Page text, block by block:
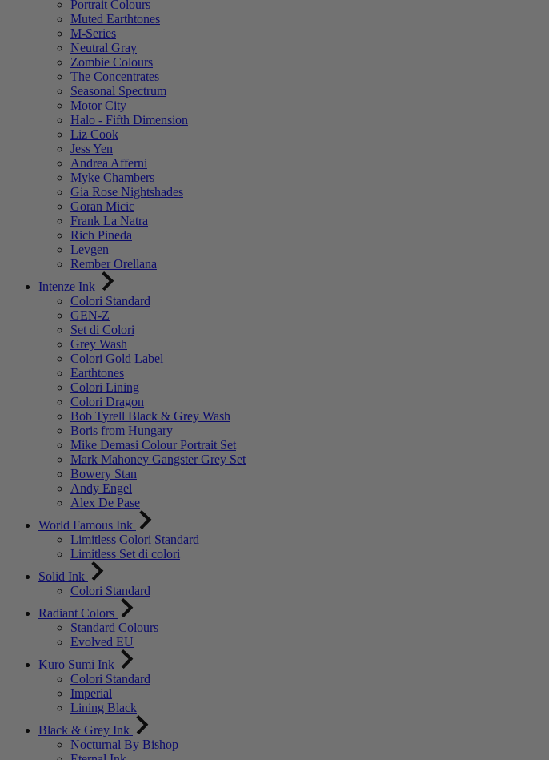
Portrait Colours
Muted Earthtones
M-Series
Neutral Gray
Zombie Colours
The Concentrates
Seasonal Spectrum
Motor City
Halo - Fifth Dimension
Liz Cook
Jess Yen
Andrea Afferni
Myke Chambers
Gia Rose Nightshades
Goran Micic
Frank La Natra
Rich Pineda
Levgen
Rember Orellana
Intenze Ink
Colori Standard
GEN-Z
Set di Colori
Grey Wash
Colori Gold Label
Earthtones
Colori Lining
Colori Dragon
Bob Tyrell Black & Grey Wash
Boris from Hungary
Mike Demasi Colour Portrait Set
Mark Mahoney Gangster Grey Set
Bowery Stan
Andy Engel
Alex De Pase
World Famous Ink
Limitless Colori Standard
Limitless Set di colori
Solid Ink
Colori Standard
Radiant Colors
Standard Colours
Evolved EU
Kuro Sumi Ink
Colori Standard
Imperial
Lining Black
Black & Grey Ink
Nocturnal By Bishop